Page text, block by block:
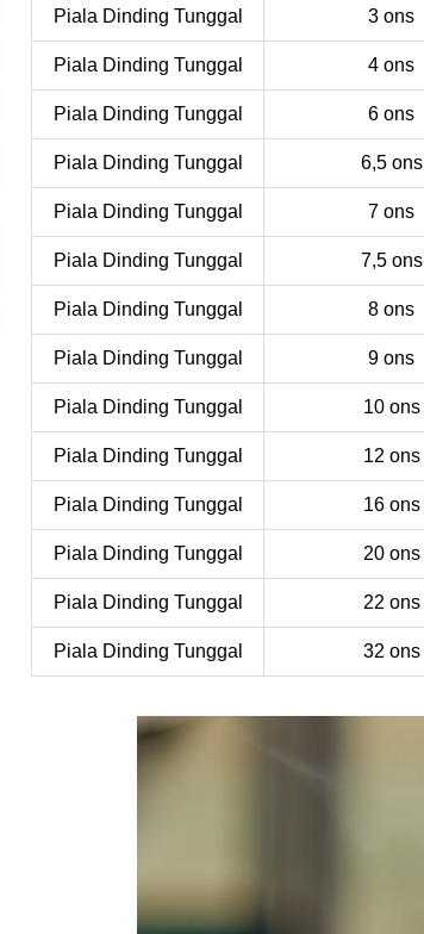
Piala Dinding Tunggal 3 ons
Piala Dinding Tunggal 4 ons
Piala Dinding Tunggal 6 ons
Piala Dinding Tunggal 6,5 ons
Piala Dinding Tunggal 7 ons
Piala Dinding Tunggal 7,5 ons
Piala Dinding Tunggal 8 ons
Piala Dinding Tunggal 9 ons
Piala Dinding Tunggal 10 ons
Piala Dinding Tunggal 12 ons
Piala Dinding Tunggal 16 ons
Piala Dinding Tunggal 20 ons
Piala Dinding Tunggal 22 ons
Piala Dinding Tunggal 32 ons